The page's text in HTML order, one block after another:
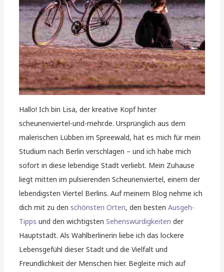
Hallo! Ich bin Lisa, der kreative Kopf hinter
scheunenviertel-und-mehr.de. Ursprünglich aus dem
malerischen Lübben im Spreewald, hat es mich für mein
Studium nach Berlin verschlagen – und ich habe mich
sofort in diese lebendige Stadt verliebt. Mein Zuhause
liegt mitten im pulsierenden Scheunenviertel, einem der
lebendigsten Viertel Berlins. Auf meinem Blog nehme ich
dich mit zu denschönsten Orten, den bestenAusgeh-
Tipps und den wichtigstenSehenswürdigkeiten der
Hauptstadt. Als Wahlberlinerin liebe ich das lockere
Lebensgefühl dieser Stadt und die Vielfalt und
Freundlichkeit der Menschen hier. Begleite mich auf